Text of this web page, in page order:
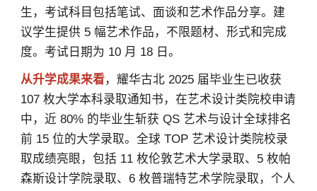
生，考试科目包括笔试、面谈和艺术作品分享。建
议学生提供 5 幅艺术作品，不限题材、形式和完成
度。考试日期为 10 月 18 日。
从升学成果来看，耀华古北 2025 届毕业生已收获
107 枚大学本科录取通知书，在艺术设计类院校申请
中，近 80% 的毕业生斩获 QS 艺术与设计全球排名
前 15 位的大学录取。全球 TOP 艺术设计类院校录
取成绩亮眼，包括 11 枚伦敦艺术大学录取、5 枚帕
森斯设计学院录取、6 枚普瑞特艺术学院录取，个人